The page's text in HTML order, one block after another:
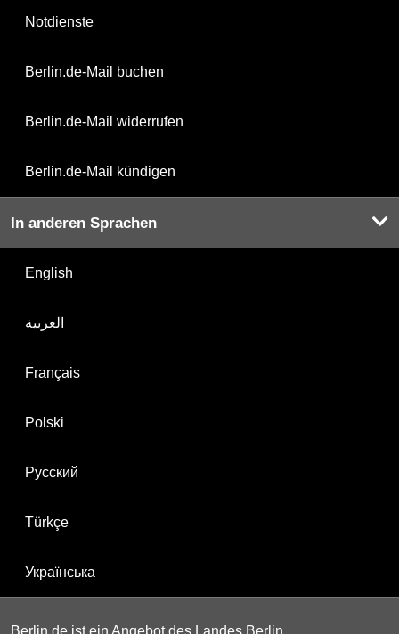
Notdienste
Berlin.de-Mail buchen
Berlin.de-Mail widerrufen
Berlin.de-Mail kündigen
In anderen Sprachen
English
العربية
Français
Polski
Русский
Türkçe
Українська
Berlin.de ist ein Angebot des Landes Berlin.